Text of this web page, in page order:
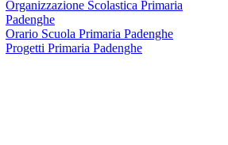
Organizzazione Scolastica Primaria
Padenghe
Orario Scuola Primaria Padenghe
Progetti Primaria Padenghe